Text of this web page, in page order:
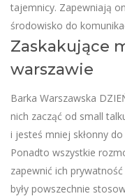
tajemnicy. Zapewniają
środowisko do
Zaskakujące
warszawie
Barka Warszawska
nich zacząć od small
i jesteś mniej skłonny
Ponadto wszystkie
zapewnić ich
były powszechnie